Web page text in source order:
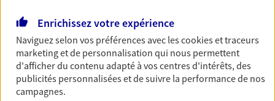
Multirisque Entreprise
Gagnez en simplicité et en sérénité avec votre
assurance multirisque entreprise. Un contrat
Enrichissez votre expérience
Naviguez selon vos préférences avec lescookies et traceurs
marketing et de personnalisation qui nous permettent
d'afficher du contenu adapté à vos centres d'intérêts, des
publicités personnalisées et de suivre la performance de nos
campagnes.